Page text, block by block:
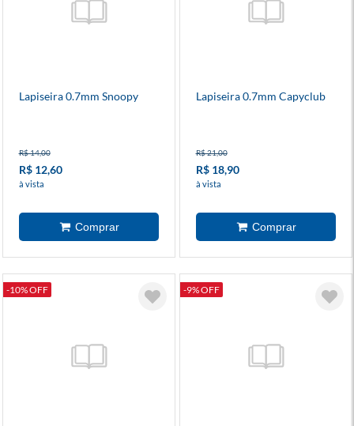
Lapiseira 0.7mm Snoopy
R$ 14,00
R$ 12,60
à vista
Lapiseira 0.7mm Capyclub
R$ 21,00
R$ 18,90
à vista
-10% OFF -9% OFF